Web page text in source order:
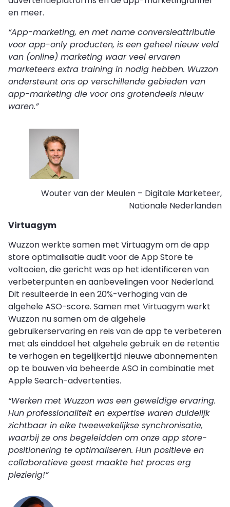
en meer.
“App-marketing, en met name conversieattributie
voor app-only producten, is een geheel nieuw veld
van (online) marketing waar veel ervaren
marketeers extra training in nodig hebben. Wuzzon
ondersteunt ons op verschillende gebieden van
app-marketing die voor ons grotendeels nieuw
waren.”
Wouter van der Meulen – Digitale Marketeer,
Nationale Nederlanden
Virtuagym
Wuzzon werkte samen met Virtuagym om de app
store optimalisatie audit voor de App Store te
voltooien, die gericht was op het identificeren van
verbeterpunten en aanbevelingen voor Nederland.
Dit resulteerde in een 20%-verhoging van de
algehele ASO-score. Samen met Virtuagym werkt
Wuzzon nu samen om de algehele
gebruikerservaring en reis van de app te verbeteren
met als einddoel het algehele gebruik en de retentie
te verhogen en tegelijkertijd nieuwe abonnementen
op te bouwen via beheerde ASO in combinatie met
Apple Search-advertenties.
“Werken met Wuzzon was een geweldige ervaring.
Hun professionaliteit en expertise waren duidelijk
zichtbaar in elke tweewekelijkse synchronisatie,
waarbij ze ons begeleidden om onze app store-
positionering te optimaliseren. Hun positieve en
collaboratieve geest maakte het proces erg
plezierig!”